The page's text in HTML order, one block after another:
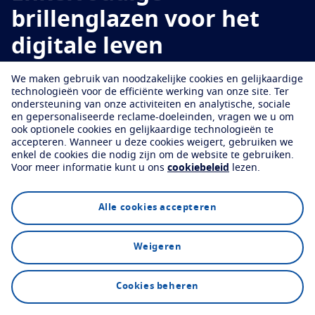
Bescherm
Transitions Meekleurende brillenglazen
Zonnebrillenglazen Zicht met stijl
Blue UV Filteroplossingen voor dagelijks gebruik
Optimaliseer
Crizal Antireflectiecoatings voor brillenglazen
Ontdek onze merken
Vind een opticien
Vind een opticien
Oogaandoeningen en symptomen
Gezichtsvermogen per leeftijd
Je leven en je ogen
See all articles
Vind een opticien
brillenglazen voor het
digitale leven
Essilor® Eyezen® brillenglazen zijn geoptimaliseerd om de
ogen te helpen ontspannen en comfortabel mee te bewegen
in een verbonden wereld.
Vind een opticien
OntdekTechnologieFAQs
We maken gebruik van noodzakelijke cookies en gelijkaardige
technologieën voor de efficiënte werking van onze site.
Ter
ondersteuning van onze activiteiten en analytische, sociale
en gepersonaliseerde reclame-doeleinden, vragen we u om
ook optionele cookies en gelijkaardige technologieën te
accepteren. Wanneer u deze cookies weigert, gebruiken we
enkel de cookies die nodig zijn om de website te gebruiken.
Voor meer informatie kunt u ons cookiebeleid lezen.
Alle cookies accepteren
Weigeren
Cookies beheren